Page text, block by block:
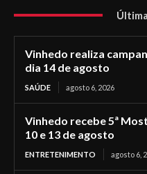
Vinhedo realiza
dia 14 de agosto
SAÚDE agosto 6, 2026
Vinhedo recebe 5ª
10 e 13 de agosto
ENTRETENIMENTO agosto 6,